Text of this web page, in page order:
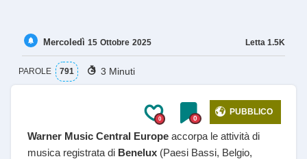
Letta 1.5K
Mercoledì 15 Ottobre 2025
PAROLE 791 3 Minuti
0 0
PUBBLICO
Warner Music Central Europe accorpa le attività di
musica registrata di Benelux (Paesi Bassi, Belgio,